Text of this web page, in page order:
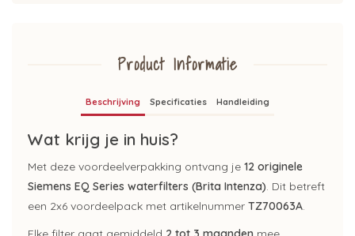
Product Informatie
Beschrijving Specificaties Handleiding
Wat krijg je in huis?
Met deze voordeelverpakking ontvang je 12 originele
Siemens EQ Series waterfilters (Brita Intenza). Dit betreft
een 2x6 voordeelpack met artikelnummer TZ70063A.